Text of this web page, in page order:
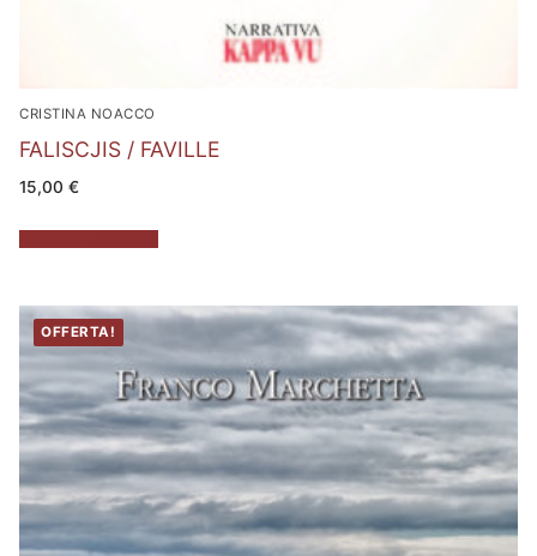
CRISTINA NOACCO
FALISCJIS / FAVILLE
15,00 €
OFFERTA!